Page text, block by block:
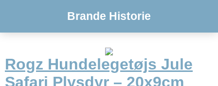
Brande Historie
Rogz Hundelegetøjs Jule
Safari Plysdyr – 20x9cm